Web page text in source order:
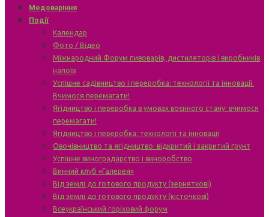
Медоваріння
Події
Календар
Фото / Відео
Міжнародний Форум пивоварів, дистиляторів і виробників
напоїв
Успішне садівництво і переробка: технології та інновації.
Вчимося перемагати!
Ягідництво і переробка в умовах воєнного стану: вчимося
перемагати!
Ягідництво і переробка: технології та інновації
Овочівництво та ягідництво: відкритий і закритий ґрунт
Успішне виноградарство і виноробство
Винний клуб «Галерея»
Від землі до готового продукту (зерняткові)
Від землі до готового продукту (кісточкові)
Всеукраїнський горіховий форум